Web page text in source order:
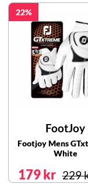
22
FootJoy
Footjoy Mens
White
179 kr 229